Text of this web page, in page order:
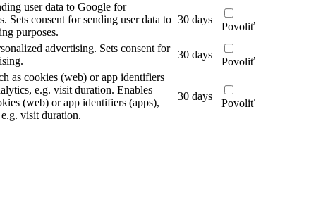
user data to Google for
Sets consent for sending user data to
purposes.
30 days
Povoliť
advertising. Sets consent for
30 days
Povoliť
as cookies (web) or app identifiers
e.g. visit duration. Enables
(web) or app identifiers (apps),
visit duration.
30 days
Povoliť